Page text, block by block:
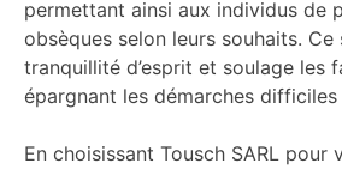
permettant ainsi aux individus de
obsèques selon leurs souhaits. Ce
tranquillité d’esprit et soulage les
épargnant les démarches
En choisissant Tousch SARL pour